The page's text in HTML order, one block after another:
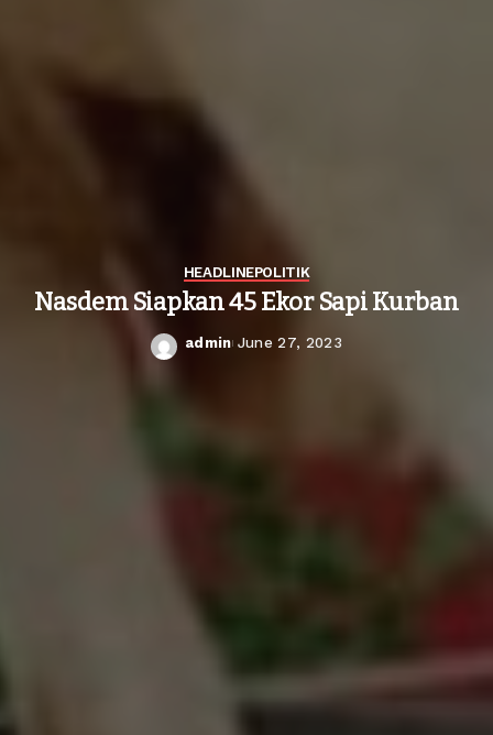
HEADLINEPOLITIK
Nasdem Siapkan 45 Ekor Sapi Kurban
Posted
admin June 27, 2023